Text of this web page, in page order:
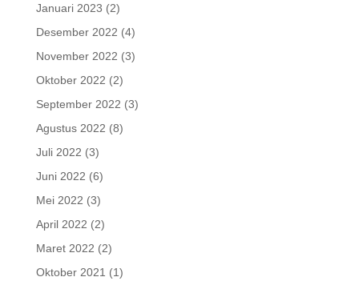
Januari 2023 (2)
Desember 2022 (4)
November 2022 (3)
Oktober 2022 (2)
September 2022 (3)
Agustus 2022 (8)
Juli 2022 (3)
Juni 2022 (6)
Mei 2022 (3)
April 2022 (2)
Maret 2022 (2)
Oktober 2021 (1)